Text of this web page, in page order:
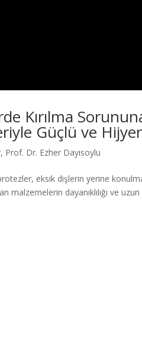
Kırılma
Güçlü ve
, Prof. Dr. Ezher Dayısoylu
eksik dişlerin yerine
malzemelerin dayanıklılığı ve